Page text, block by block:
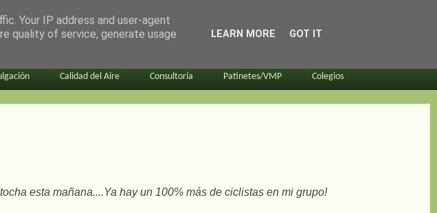
Calidad del Aire Consultoría Patinetes/VMP Colegios
esta mañana....Ya hay un 100% más de ciclistas en mi grupo!
Your IP address and user-agent
quality of service, generate usage
LEARN MORE GOT IT